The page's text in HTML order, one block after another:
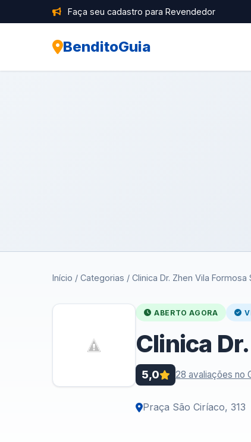
Faça seu cadastro para Revendedor
BenditoGuia
Início / Categorias / Clinica Dr. Zhen Vila Formosa
ABERTO AGORA
Clinica
5,0 28 avaliações no
Praça São Ciríaco, 313